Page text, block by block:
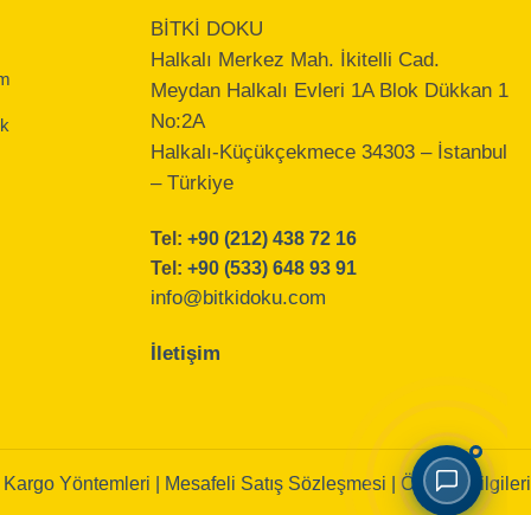
BİTKİ DOKU
Halkalı Merkez Mah. İkitelli Cad.
Meydan Halkalı Evleri 1A Blok Dükkan 1
No:2A
Halkalı-Küçükçekmece 34303 – İstanbul
– Türkiye
Tel: +90 (212) 438 72 16
Tel: +90 (533) 648 93 91
info@bitkidoku.com
İletişim
Kargo Yöntemleri | Mesafeli Satış Sözleşmesi Ödeme Bilgileri